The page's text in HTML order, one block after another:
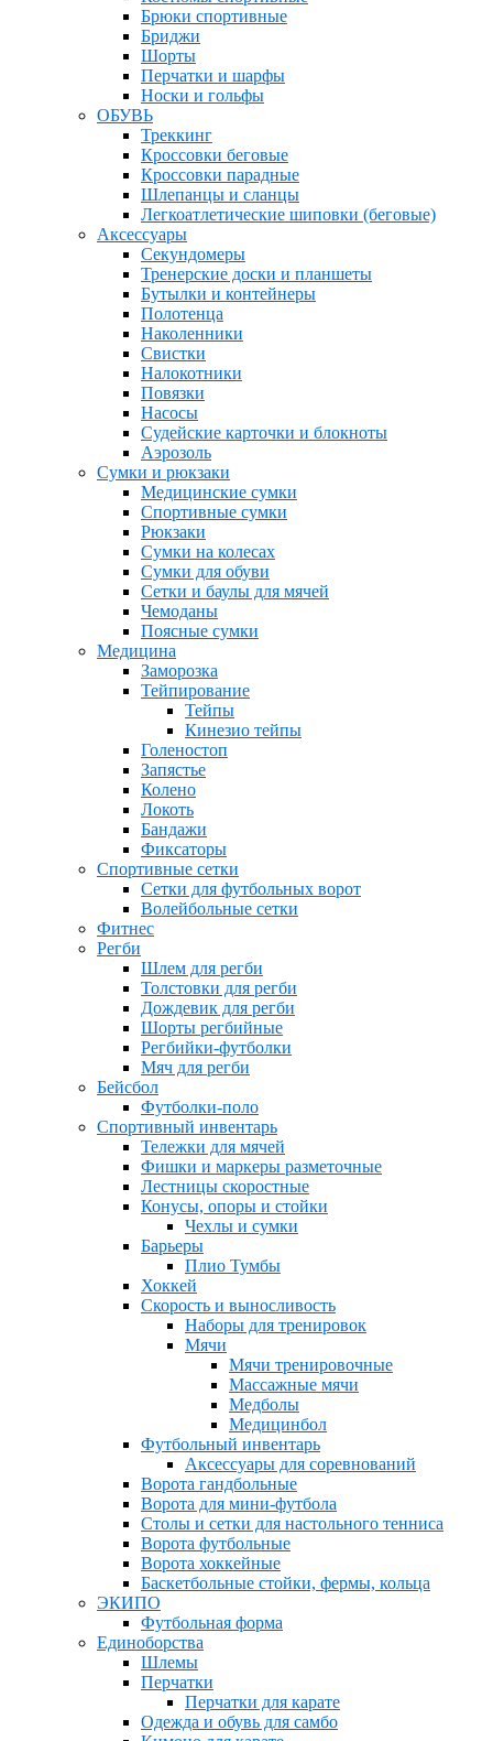
Брюки спортивные
Бриджи
Шорты
Перчатки и шарфы
Носки и гольфы
ОБУВЬ
Треккинг
Кроссовки беговые
Кроссовки парадные
Шлепанцы и сланцы
Легкоатлетические шиповки (беговые)
Аксессуары
Секундомеры
Тренерские доски и планшеты
Бутылки и контейнеры
Полотенца
Наколенники
Свистки
Налокотники
Повязки
Насосы
Судейские карточки и блокноты
Аэрозоль
Сумки и рюкзаки
Медицинские сумки
Спортивные сумки
Рюкзаки
Сумки на колесах
Сумки для обуви
Сетки и баулы для мячей
Чемоданы
Поясные сумки
Медицина
Заморозка
Тейпирование
Тейпы
Кинезио тейпы
Голеностоп
Запястье
Колено
Локоть
Бандажи
Фиксаторы
Спортивные сетки
Сетки для футбольных ворот
Волейбольные сетки
Фитнес
Регби
Шлем для регби
Толстовки для регби
Дождевик для регби
Шорты регбийные
Регбийки-футболки
Мяч для регби
Бейсбол
Футболки-поло
Спортивный инвентарь
Тележки для мячей
Фишки и маркеры разметочные
Лестницы скоростные
Конусы, опоры и стойки
Чехлы и сумки
Барьеры
Плио Тумбы
Хоккей
Скорость и выносливость
Наборы для тренировок
Мячи
Мячи тренировочные
Массажные мячи
Медболы
Медицинбол
Футбольный инвентарь
Аксессуары для соревнований
Ворота гандбольные
Ворота для мини-футбола
Столы и сетки для настольного тенниса
Ворота футбольные
Ворота хоккейные
Баскетбольные стойки, фермы, кольца
ЭКИПО
Футбольная форма
Единоборства
Шлемы
Перчатки
Перчатки для карате
Одежда и обувь для самбо